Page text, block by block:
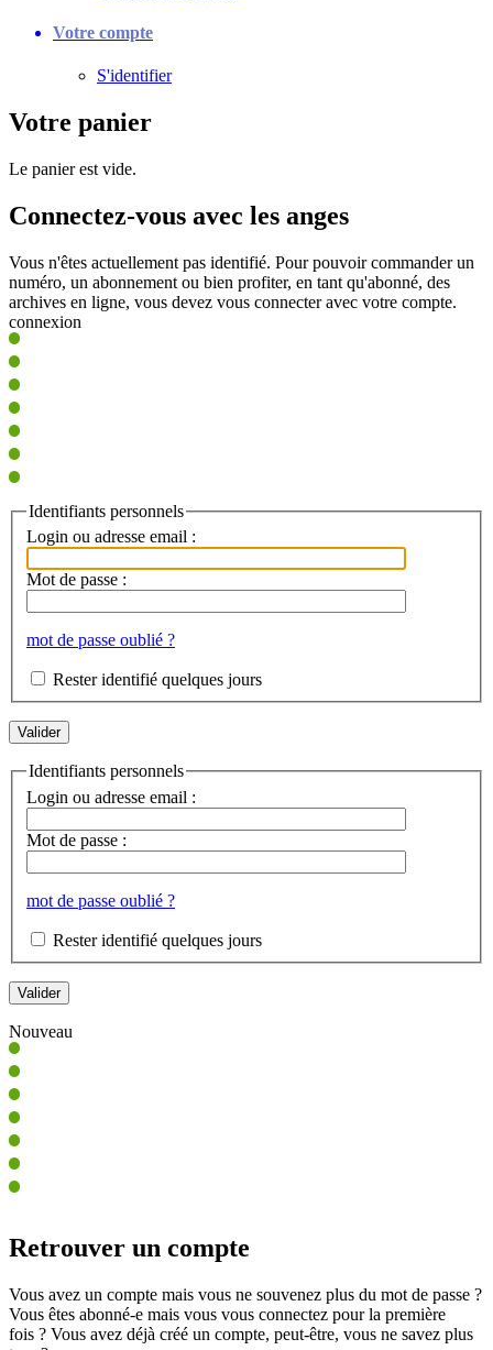
Votre compte
S'identifier
Votre panier
Le panier est vide.
Connectez-vous avec les anges
Vous n'êtes actuellement pas identifié. Pour pouvoir commander un
numéro, un abonnement ou bien profiter, en tant qu'abonné, des
archives en ligne, vous devez vous connecter avec votre compte.
connexion
Identifiants personnels
Login ou adresse email :
Mot de passe :
mot de passe oublié ?
Rester identifié quelques jours
Identifiants personnels
Login ou adresse email :
Mot de passe :
mot de passe oublié ?
Rester identifié quelques jours
Nouveau
Retrouver un compte
Vous avez un compte mais vous ne souvenez plus du mot de passe ?
Vous êtes abonné-e mais vous vous connectez pour la première
fois ? Vous avez déjà créé un compte, peut-être, vous ne savez plus